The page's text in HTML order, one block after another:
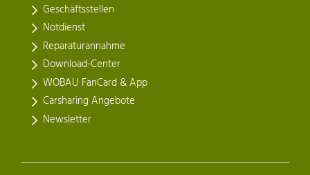
Geschäftsstellen
Notdienst
Reparaturannahme
Download-Center
WOBAU FanCard & App
Carsharing Angebote
Newsletter